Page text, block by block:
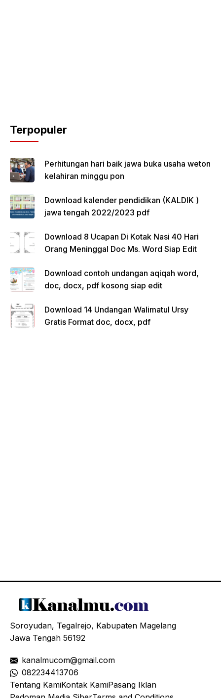
Terpopuler
Perhitungan hari baik jawa buka usaha weton
kelahiran minggu pon
Download kalender pendidikan (KALDIK )
jawa tengah 2022/2023 pdf
Download 8 Ucapan Di Kotak Nasi 40 Hari
Orang Meninggal Doc Ms. Word Siap Edit
Download contoh undangan aqiqah word,
doc, docx, pdf kosong siap edit
Download 14 Undangan Walimatul Ursy
Gratis Format doc, docx, pdf
Soroyudan, Tegalrejo, Kabupaten Magelang
Jawa Tengah 56192
kanalmucom@gmail.com
082234413706
Tentang KamiKontak KamiPasang Iklan